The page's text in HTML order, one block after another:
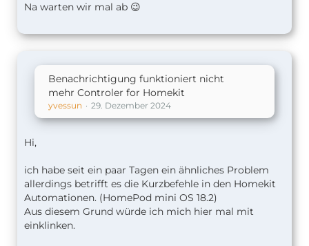
Na warten wir mal ab 😉
Benachrichtigung funktioniert nicht
mehr Controler for Homekit
yvessun 29. Dezember 2024
Hi,
ich habe seit ein paar Tagen ein ähnliches Problem
allerdings betrifft es die Kurzbefehle in den Homekit
Automationen. (HomePod mini OS 18.2)
Aus diesem Grund würde ich mich hier mal mit
einklinken.